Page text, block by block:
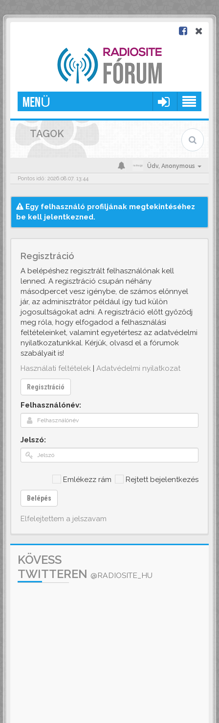
MENÜ
TAGOK
Üdv, Anonymous
Pontos idő: 2026.08.07. 13:44
Egy felhasználó profiljának megtekintéséhez
be kell jelentkezned.
Regisztráció
A belépéshez regisztrált felhasználónak kell
lenned. A regisztráció csupán néhány
másodpercet vesz igénybe, de számos előnnyel
jár, az adminisztrátor például így tud külön
jogosultságokat adni. A regisztráció előtt győződj
meg róla, hogy elfogadod a felhasználási
feltételeinket, valamint egyetértesz az adatvédelmi
nyilatkozatunkkal. Kérjük, olvasd el a fórumok
szabályait is!
Használati feltételek | Adatvédelmi nyilatkozat
Regisztráció
Felhasználónév:
Jelszó:
Emlékezz rám Rejtett bejelentkezés
Belépés
Elfelejtettem a jelszavam
KÖVESS
TWITTEREN @RADIOSITE_HU